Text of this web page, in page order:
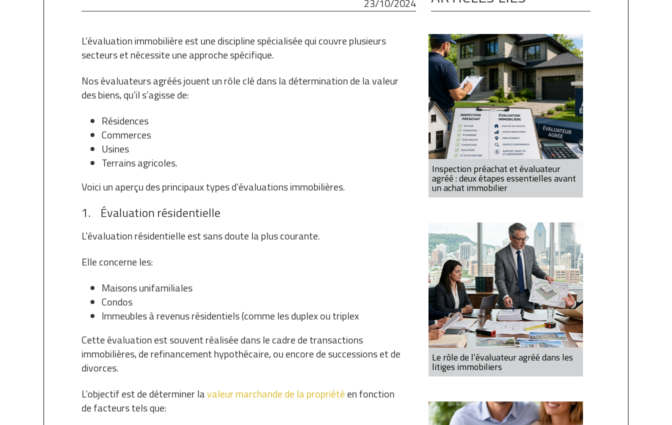
L’évaluation immobilière est une discipline spécialisée qui couvre plusieurs
secteurs et nécessite une approche spécifique.
Nos évaluateurs agréés jouent un rôle clé dans la détermination de la valeur
des biens, qu’il s’agisse de:
Résidences
Commerces
Usines
Terrains agricoles.
Voici un aperçu des principaux types d’évaluations immobilières.
1. Évaluation résidentielle
L’évaluation résidentielle est sans doute la plus courante.
Elle concerne les:
Maisons unifamiliales
Condos
Immeubles à revenus résidentiels (comme les duplex ou triplex
Cette évaluation est souvent réalisée dans le cadre de transactions
immobilières, de refinancement hypothécaire, ou encore de successions et de
divorces.
L’objectif est de déterminer lavaleur marchande de la propriétéen fonction
de facteurs tels que:
Inspection préachat et évaluateur
agréé : deux étapes essentielles avant
un achat immobilier
Le rôle de l’évaluateur agréé dans les
litiges immobiliers